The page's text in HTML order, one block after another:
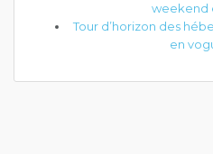
weekend
Tour d’horizon des
en